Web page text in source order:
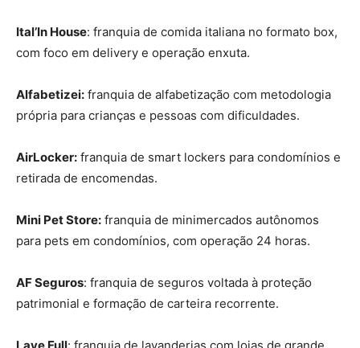
Ital’In House: franquia de comida italiana no formato box,
com foco em delivery e operação enxuta.
Alfabetizei: franquia de alfabetização com metodologia
própria para crianças e pessoas com dificuldades.
AirLocker: franquia de smart lockers para condomínios e
retirada de encomendas.
Mini Pet Store: franquia de minimercados autônomos
para pets em condomínios, com operação 24 horas.
AF Seguros: franquia de seguros voltada à proteção
patrimonial e formação de carteira recorrente.